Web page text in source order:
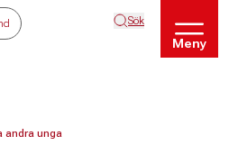
Sök
Meny
andra unga